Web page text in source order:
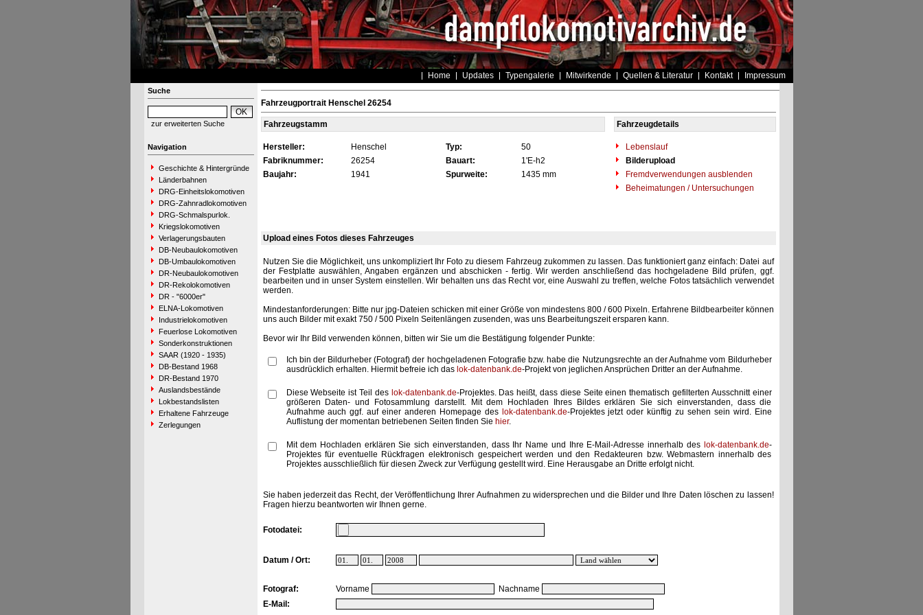
Home Updates Typengalerie Mitwirkende Quellen & Literatur Kontakt Impressum
Suche
zur erweiterten Suche
Navigation
Geschichte & Hintergründe
Länderbahnen
DRG-Einheitslokomotiven
DRG-Zahnradlokomotiven
DRG-Schmalspurlok.
Kriegslokomotiven
Verlagerungsbauten
DB-Neubaulokomotiven
DB-Umbaulokomotiven
DR-Neubaulokomotiven
DR-Rekolokomotiven
DR - "6000er"
ELNA-Lokomotiven
Industrielokomotiven
Feuerlose Lokomotiven
Sonderkonstruktionen
SAAR (1920 - 1935)
DB-Bestand 1968
DR-Bestand 1970
Auslandsbestände
Lokbestandslisten
Erhaltene Fahrzeuge
Zerlegungen
Fahrzeugportrait Henschel 26254
Fahrzeugstamm Fahrzeugdetails
Hersteller: Henschel Typ: 50
Lebenslauf
Fabriknummer:
26254 Bauart: 1'E-h2
Bilderupload
Baujahr:
1941 Spurweite: 1435 mm
Fremdverwendungen ausblenden
Beheimatungen / Untersuchungen
Upload eines Fotos dieses Fahrzeuges
Nutzen Sie die Möglichkeit, uns unkompliziert Ihr Foto zu diesem Fahrzeug zukommen zu lassen. Das funktioniert ganz einfach: Datei auf
der Festplatte auswählen, Angaben ergänzen und abschicken - fertig. Wir werden anschließend das hochgeladene Bild prüfen, ggf.
bearbeiten und in unser System einstellen. Wir behalten uns das Recht vor, eine Auswahl zu treffen, welche Fotos tatsächlich verwendet
werden.
Mindestanforderungen: Bitte nur jpg-Dateien schicken mit einer Größe von mindestens 800 / 600 Pixeln. Erfahrene Bildbearbeiter können
uns auch Bilder mit exakt 750 / 500 Pixeln Seitenlängen zusenden, was uns Bearbeitungszeit ersparen kann.
Bevor wir Ihr Bild verwenden können, bitten wir Sie um die Bestätigung folgender Punkte:
Ich bin der Bildurheber (Fotograf) der hochgeladenen Fotografie bzw. habe die Nutzungsrechte an der Aufnahme vom Bildurheber
ausdrücklich erhalten. Hiermit befreie ich das lok-datenbank.de-Projekt von jeglichen Ansprüchen Dritter an der Aufnahme.
Diese Webseite ist Teil des lok-datenbank.de-Projektes. Das heißt, dass diese Seite einen thematisch gefilterten Ausschnitt einer
größeren Daten- und Fotosammlung darstellt. Mit dem Hochladen Ihres Bildes erklären Sie sich einverstanden, dass die
Aufnahme auch ggf. auf einer anderen Homepage des lok-datenbank.de-Projektes jetzt oder künftig zu sehen sein wird. Eine
Auflistung der momentan betriebenen Seiten finden Sie hier.
Mit dem Hochladen erklären Sie sich einverstanden, dass Ihr Name und Ihre E-Mail-Adresse innerhalb des lok-datenbank.de-
Projektes für eventuelle Rückfragen elektronisch gespeichert werden und den Redakteuren bzw. Webmastern innerhalb des
Projektes ausschließlich für diesen Zweck zur Verfügung gestellt wird. Eine Herausgabe an Dritte erfolgt nicht.
Sie haben jederzeit das Recht, der Veröffentlichung Ihrer Aufnahmen zu widersprechen und die Bilder und Ihre Daten löschen zu lassen!
Fragen hierzu beantworten wir Ihnen gerne.
Fotodatei:
Datum / Ort:
Fotograf: Vorname
Nachname
E-Mail: